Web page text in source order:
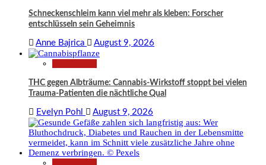
Schneckenschleim kann viel mehr als kleben: Forscher
entschlüsseln sein Geheimnis
Anne Bajrica August 9, 2026
THC gegen Albträume: Cannabis-Wirkstoff stoppt bei vielen
Trauma-Patienten die nächtliche Qual
Evelyn Pohl August 9, 2026